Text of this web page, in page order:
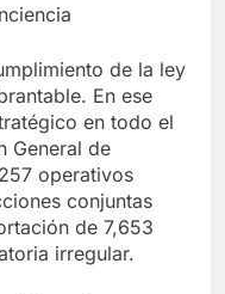
de la ley
En ese
en todo el
General de
operativos
conjuntas
de 7,653
irregular.